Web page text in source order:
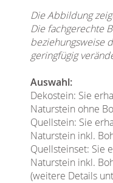
Die Abbildung
Die fachgerechte
beziehungsweise
geringfügig
Auswahl:
Dekostein: Sie
Naturstein ohne
Quellstein: Sie
Naturstein inkl.
Quellsteinset: Sie
Naturstein inkl.
(weitere Details